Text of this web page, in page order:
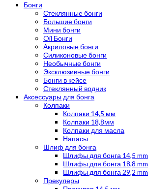
Бонги
Стеклянные бонги
Большие бонги
Мини бонги
Oil Бонги
Акриловые бонги
Силиконовые бонги
Необычные бонги
Эксклюзивные бонги
Бонги в кейсе
Стеклянный водник
Аксессуары для бонга
Колпаки
Колпаки 14,5 мм
Колпаки 18,8мм
Колпаки для масла
Напасы
Шлиф для бонга
Шлифы для бонга 14,5 mm
Шлифы для бонга 18,8 mm
Шлифы для бонга 29,2 mm
Прекулеры